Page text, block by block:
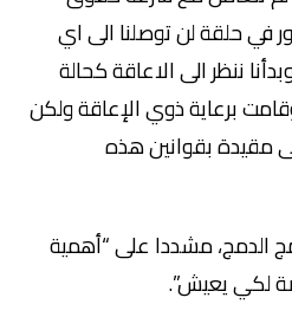
في حلقة لن توصلنا الى اي
ننظر الى الاعاقة كحالة
برعاية ذوي الإعاقة ولكن
مقيدة بقوانين هذه
الدمج، مشددا على “أهمية
لكي يعيش”.